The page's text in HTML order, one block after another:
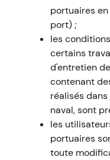
portuaires
port) ;
les
certains
d'entretien
contenant
réalisés
naval, sont
les
portuaires
toute